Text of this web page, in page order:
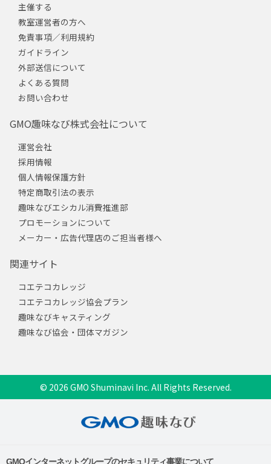
主催する
教室運営者の方へ
免責事項／利用規約
ガイドライン
外部送信について
よくある質問
お問い合わせ
GMO趣味なび株式会社について
運営会社
採用情報
個人情報保護方針
特定商取引法の表示
趣味なびエシカル消費推進部
プロモーションについて
メーカー・広告代理店のご担当者様へ
関連サイト
コエテコカレッジ
コエテコカレッジ協会プラン
趣味なびキャスティング
趣味なび協会・団体マガジン
© 2026 GMO Shuminavi Inc. All Rights Reserved.